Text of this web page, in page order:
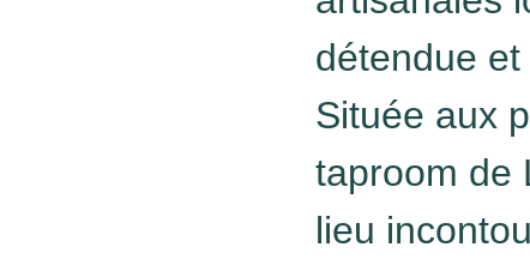
détendue
Située aux
taproom de
lieu